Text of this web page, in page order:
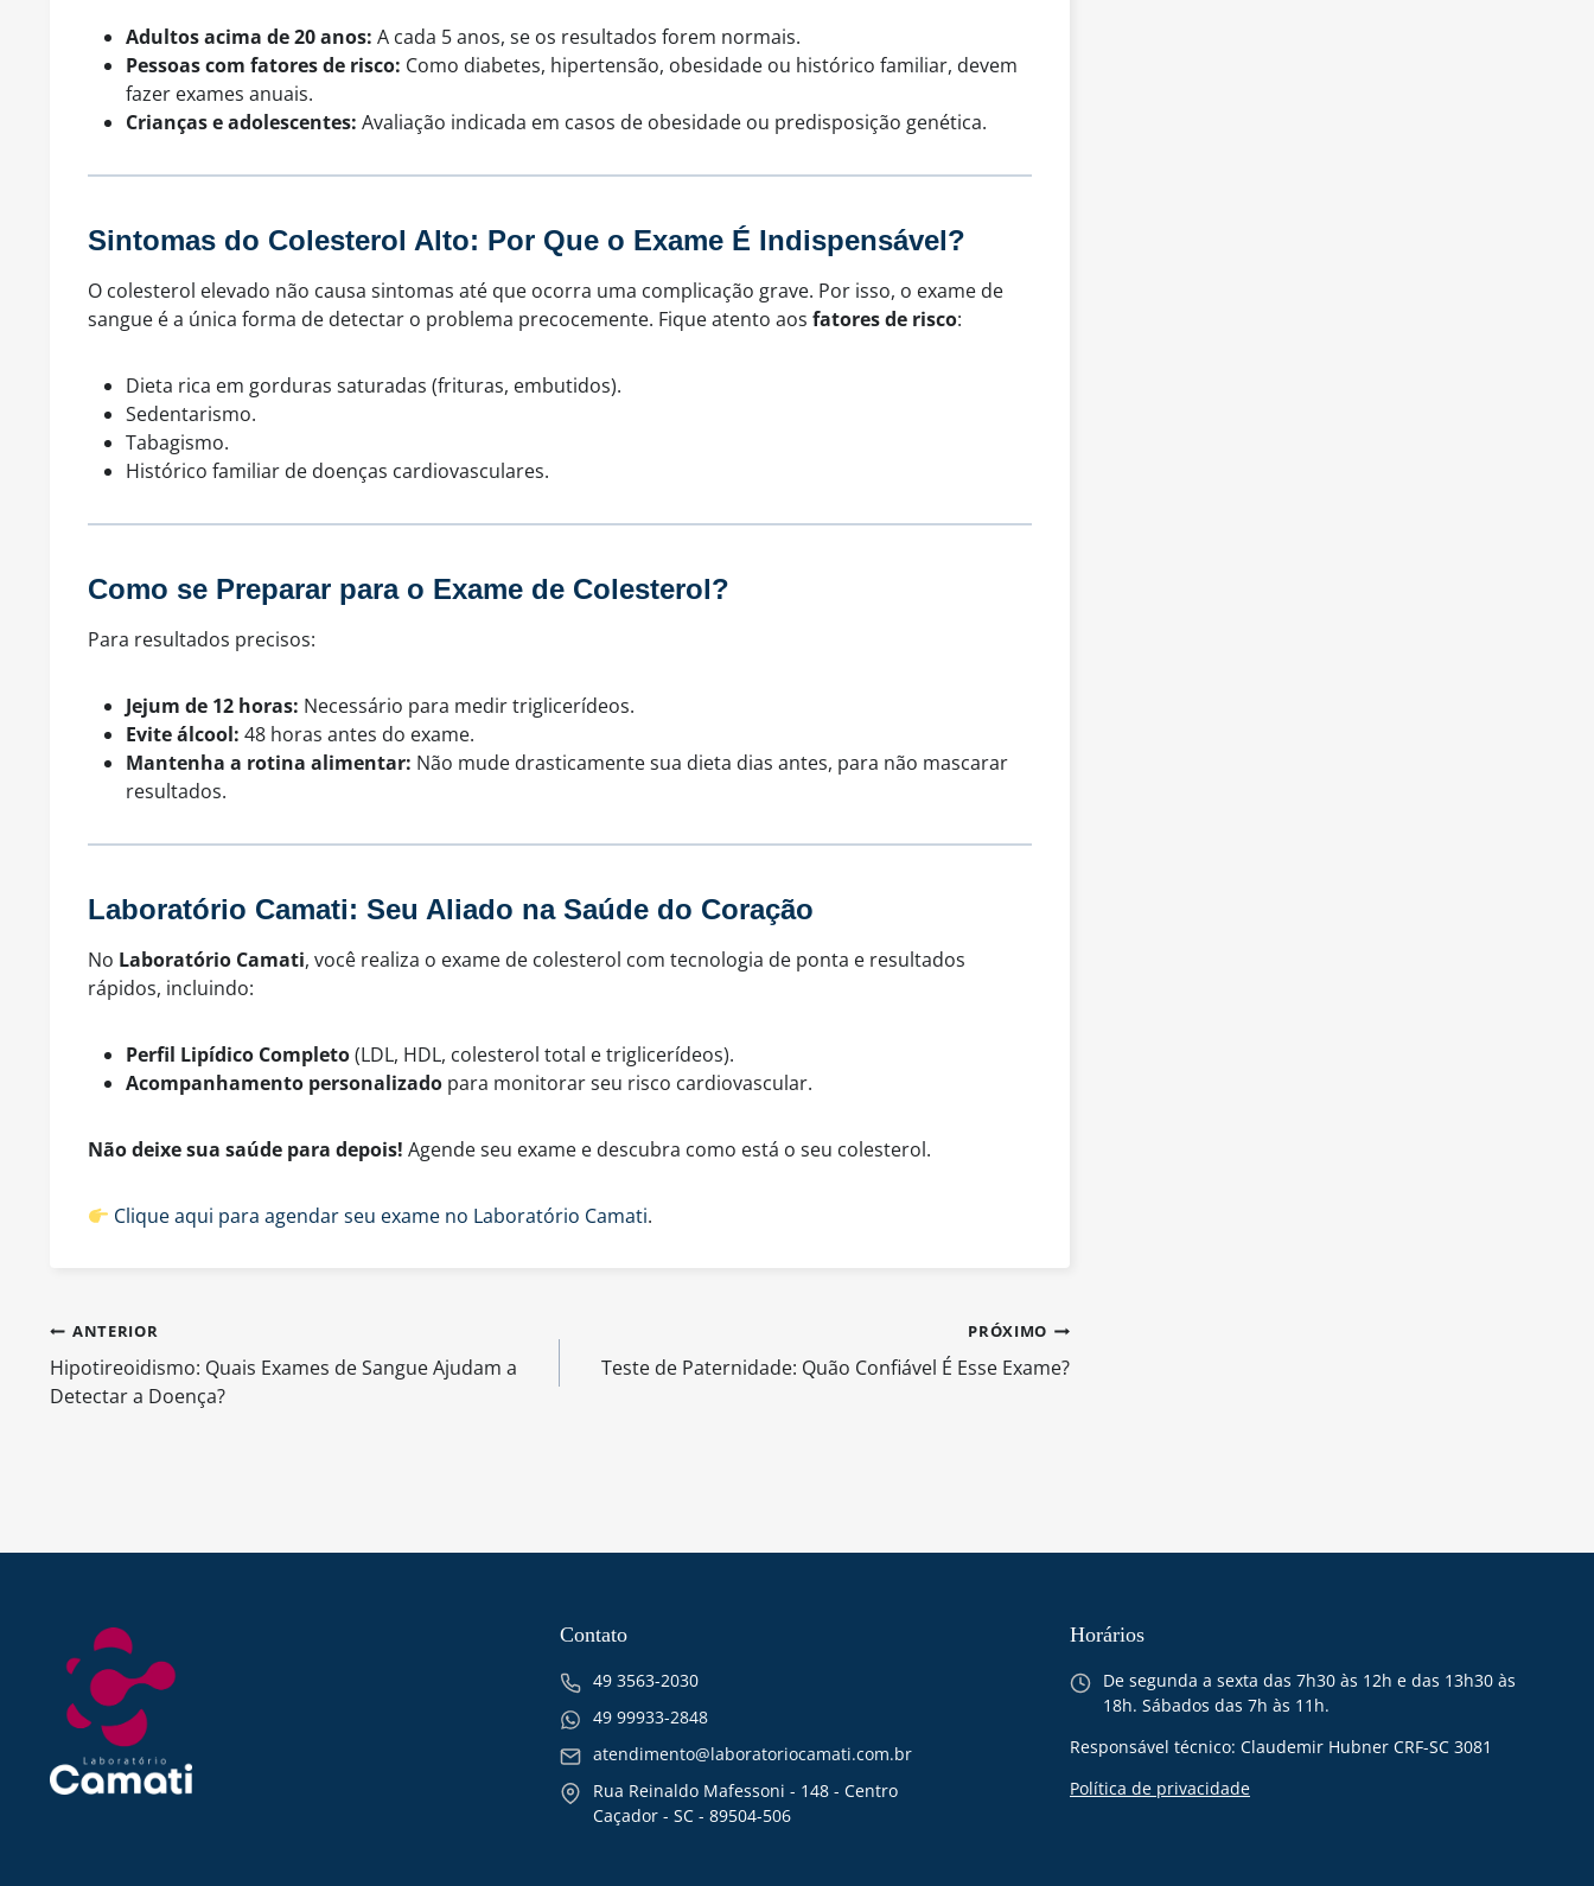
Adultos acima de 20 anos: A cada 5 anos, se os resultados forem normais.
Pessoas com fatores de risco: Como diabetes, hipertensão, obesidade ou histórico familiar, devem
fazer exames anuais.
Crianças e adolescentes: Avaliação indicada em casos de obesidade ou predisposição genética.
Sintomas do Colesterol Alto: Por Que o Exame É Indispensável?
O colesterol elevado não causa sintomas até que ocorra uma complicação grave. Por isso, o exame de
sangue é a única forma de detectar o problema precocemente. Fique atento aos fatores de risco:
Dieta rica em gorduras saturadas (frituras, embutidos).
Sedentarismo.
Tabagismo.
Histórico familiar de doenças cardiovasculares.
Como se Preparar para o Exame de Colesterol?
Para resultados precisos:
Jejum de 12 horas: Necessário para medir triglicerídeos.
Evite álcool: 48 horas antes do exame.
Mantenha a rotina alimentar: Não mude drasticamente sua dieta dias antes, para não mascarar
resultados.
Laboratório Camati: Seu Aliado na Saúde do Coração
No Laboratório Camati, você realiza o exame de colesterol com tecnologia de ponta e resultados
rápidos, incluindo:
Perfil Lipídico Completo(LDL, HDL, colesterol total e triglicerídeos).
Acompanhamento personalizado para monitorar seu risco cardiovascular.
Não deixe sua saúde para depois! Agende seu exame e descubra como está o seu colesterol.
Clique aqui para agendar seu exame no Laboratório Camati.
Navegação
de
ANTERIOR
Hipotireoidismo: Quais Exames de Sangue Ajudam a
Detectar a Doença?
PRÓXIMO
Teste de Paternidade: Quão Confiável É Esse Exame?
Contato
49 3563-2030
49 99933-2848
atendimento@laboratoriocamati.com.br
Rua Reinaldo Mafessoni - 148 - Centro
Caçador - SC - 89504-506
Horários
De segunda a sexta das 7h30 às 12h e das 13h30 às
18h. Sábados das 7h às 11h.
Responsável técnico: Claudemir Hubner CRF-SC 3081
Política de privacidade